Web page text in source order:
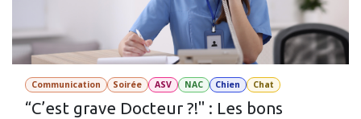
Communication Soirée ASV NAC Chien Chat
“C’est grave Docteur ?!" : Les bons